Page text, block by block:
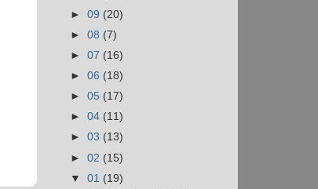
►09 (20)
►08 (7)
►07 (16)
►06 (18)
►05 (17)
►04 (11)
►03 (13)
►02 (15)
▼01 (19)